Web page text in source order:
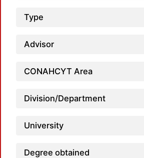
Type
Advisor
CONAHCYT Area
Division/Department
University
Degree obtained